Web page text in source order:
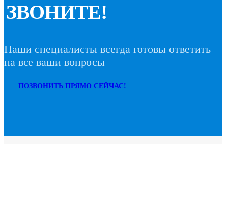
ЗВОНИТЕ!
Наши специалисты всегда готовы ответить
на все ваши вопросы
ПОЗВОНИТЬ ПРЯМО СЕЙЧАС!